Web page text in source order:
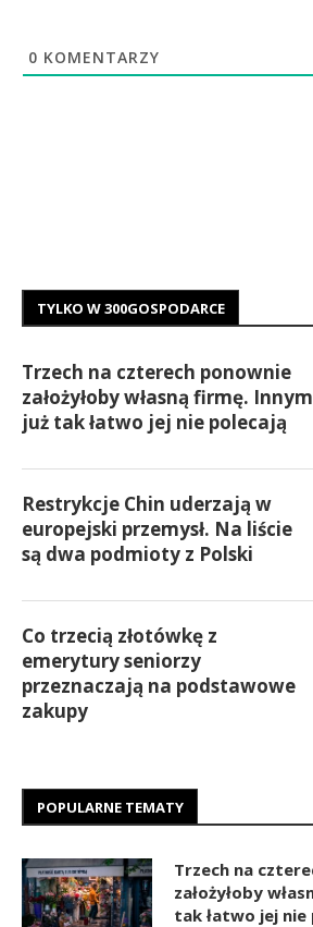
0 KOMENTARZY
TYLKO W 300GOSPODARCE
Trzech na czterech ponownie
założyłoby własną firmę. Innym
już tak łatwo jej nie polecają
Restrykcje Chin uderzają w
europejski przemysł. Na liście
są dwa podmioty z Polski
Co trzecią złotówkę z
emerytury seniorzy
przeznaczają na podstawowe
zakupy
POPULARNE TEMATY
Trzech na
założyłoby
tak łatwo jej nie